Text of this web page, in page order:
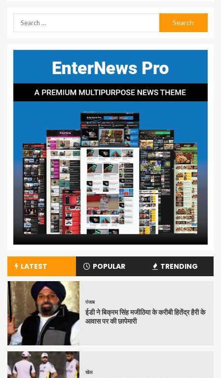
LATEST POPULAR TRENDING
पंजाब
ईडी ने बिक्रम सिंह मजीठिया के करीबी हितेंद्र हैरी के
आवास पर की छापेमारी
खेल